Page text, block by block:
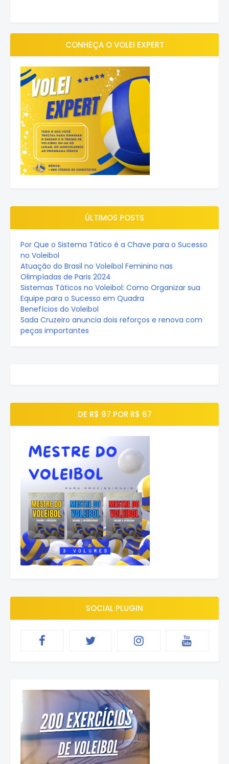
CONHEÇA O VOLEI EXPERT
ÚLTIMOS POSTS
Por Que o Sistema Tático é a Chave para o Sucesso
no Voleibol
Atuação do Brasil no Voleibol Feminino nas
Olimpíadas de Paris 2024
Sistemas Táticos no Voleibol: Como Organizar sua
Equipe para o Sucesso em Quadra
Benefícios do Voleibol
Sada Cruzeiro anuncia dois reforços e renova com
peças importantes
DE R$ 97 POR R$ 67
SOCIAL PLUGIN